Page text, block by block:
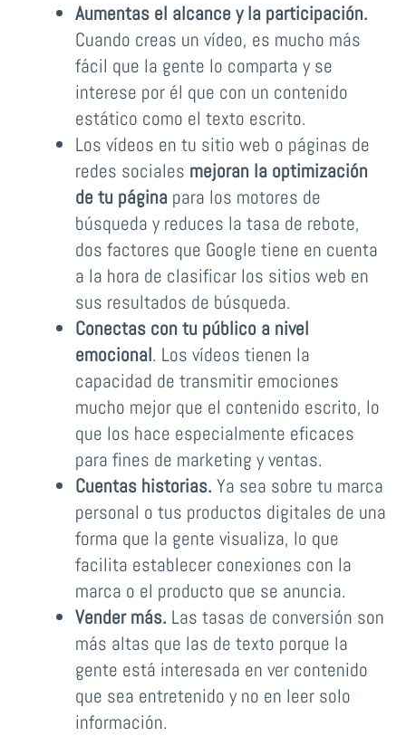
Aumentas el alcance y la participación.
Cuando creas un vídeo, es mucho más
fácil que la gente lo comparta y se
interese por él que con un contenido
estático como el texto escrito.
Los vídeos en tu sitio web o páginas de
redes sociales mejoran la optimización
de tu páginapara los motores de
búsqueda y reduces la tasa de rebote,
dos factores que Google tiene en cuenta
a la hora de clasificar los sitios web en
sus resultados de búsqueda.
Conectas con tu público a nivel
emocional. Los vídeos tienen la
capacidad de transmitir emociones
mucho mejor que el contenido escrito, lo
que los hace especialmente eficaces
para fines de marketing y ventas.
Cuentas historias. Ya sea sobre tu marca
personal o tus productos digitales de una
forma que la gente visualiza, lo que
facilita establecer conexiones con la
marca o el producto que se anuncia.
Vender más. Las tasas de conversión son
más altas que las de texto porque la
gente está interesada en ver contenido
que sea entretenido y no en leer solo
información.